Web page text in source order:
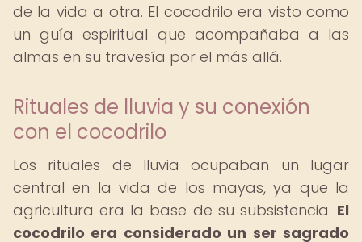
de la vida a otra. El cocodrilo era visto como
un guía espiritual que acompañaba a las
almas en su travesía por el más allá.
Rituales de lluvia y su conexión
con el cocodrilo
Los rituales de lluvia ocupaban un lugar
central en la vida de los mayas, ya que la
agricultura era la base de su subsistencia. El
cocodrilo era considerado un ser sagrado